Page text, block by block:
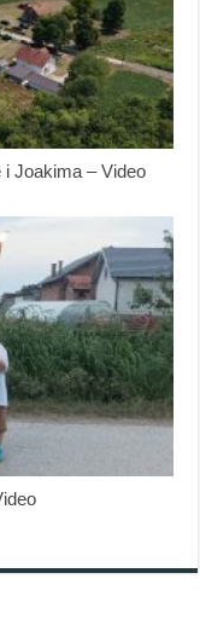
i Joakima – Video